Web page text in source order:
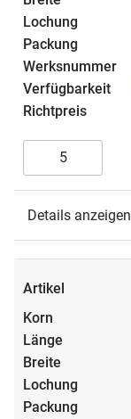
Details anzeigen